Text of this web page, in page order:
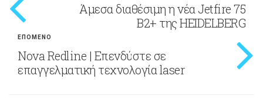
Άμεσα διαθέσιμη η νέα Jetfire 75
B2+ της HEIDELBERG
ΕΠΟΜΕΝΟ
Nova Redline | Επενδύστε σε
επαγγελματική τεχνολογία laser